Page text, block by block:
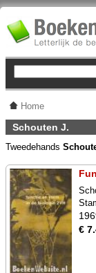
Home
Schouten J.
Tweedehands
€